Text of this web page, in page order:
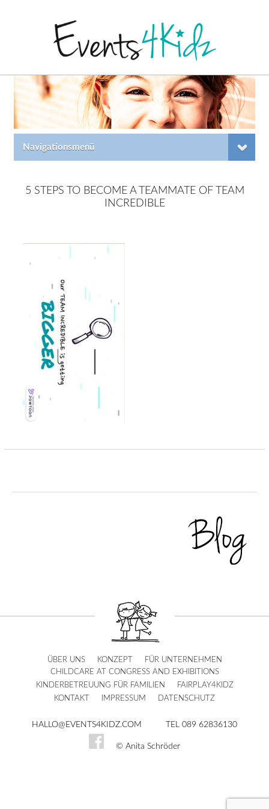
Navigationsmenü
5 STEPS TO BECOME A TEAMMATE OF TEAM
INCREDIBLE
ÜBER UNS KONZEPT
FÜR UNTERNEHMEN
CHILDCARE AT CONGRESS AND EXHIBITIONS
KINDERBETREUUNG FÜR FAMILIEN
FAIRPLAY4KIDZ
KONTAKT
IMPRESSUM DATENSCHUTZ
HALLO@EVENTS4KIDZ.COM TEL 089 62836130
© Anita Schröder